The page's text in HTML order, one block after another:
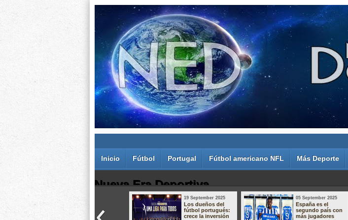
Inicio Fútbol Portugal Fútbol americano NFL Más Deporte
Nueva Era Deportiva
Juan Carlos Rodríguez dos Santos
19 September 2025
Los dueños del
fútbol portugués:
crece la inversión
05 September 2025
España es el
segundo país con
más jugadores